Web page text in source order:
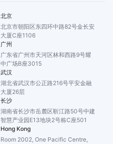
北京
北京市朝阳区东四环中路82号金长安
大厦C座1106
广州
广东省广州市天河区林和西路9号耀
中广场B座3015
武汉
湖北省武汉市公正路216号平安金融
大厦26层
长沙
湖南省长沙市岳麓区靳江路50号中建
智慧产业园E13地块2号栋C座501
Hong Kong
Room 2002, One Pacific Centre,